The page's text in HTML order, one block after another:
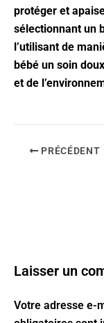
protéger et
sélectionnant un
l’utilisant de
bébé un soin
et de
PRÉCÉDENT
Laisser un
Votre adresse e-